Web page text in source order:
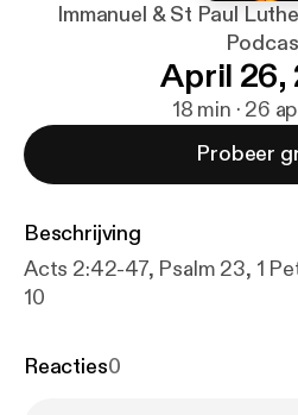
Immanuel & St Paul
April 26,
18 min · 26
Probeer
Beschrijving
Acts 2:42-47, Psalm 23, 1
10
Reacties0